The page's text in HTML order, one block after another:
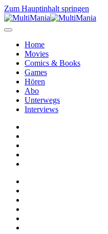
Zum Hauptinhalt springen
Home
Movies
Comics & Books
Games
Hören
Abo
Unterwegs
Interviews